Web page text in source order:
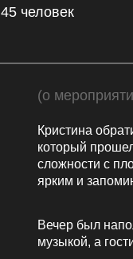
Вечер был
музыкой, а
Кристина
который
сложности с
ярким и
(о
45 человек